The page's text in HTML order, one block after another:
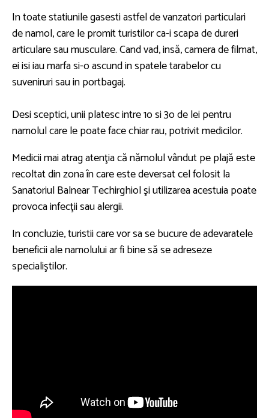
In toate statiunile gasesti astfel de vanzatori particulari
de namol, care le promit turistilor ca-i scapa de dureri
articulare sau musculare. Cand vad, insă, camera de filmat,
ei isi iau marfa si-o ascund in spatele tarabelor cu
suveniruri sau in portbagaj.
Desi sceptici, unii platesc intre 1o si 3o de lei pentru
namolul care le poate face chiar rau, potrivit medicilor.
Medicii mai atrag atenţia că nămolul vândut pe plajă este
recoltat din zona în care este deversat cel folosit la
Sanatoriul Balnear Techirghiol şi utilizarea acestuia poate
provoca infecţii sau alergii.
In concluzie, turistii care vor sa se bucure de adevaratele
beneficii ale namolului ar fi bine să se adreseze
specialiştilor.